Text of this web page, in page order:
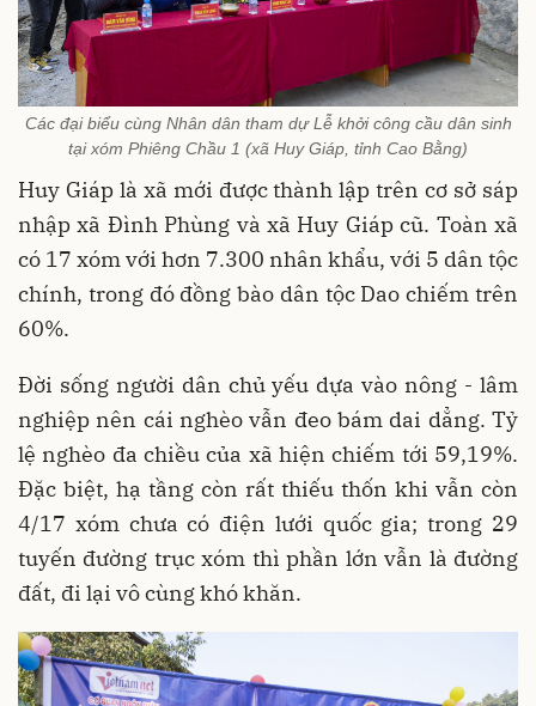
Các đại biểu cùng Nhân dân tham dự Lễ khởi công cầu dân sinh
tại xóm Phiêng Chầu 1 (xã Huy Giáp, tỉnh Cao Bằng)
Huy Giáp là xã mới được thành lập trên cơ sở sáp
nhập xã Đình Phùng và xã Huy Giáp cũ. Toàn xã
có 17 xóm với hơn 7.300 nhân khẩu, với 5 dân tộc
chính, trong đó đồng bào dân tộc Dao chiếm trên
60%.
Đời sống người dân chủ yếu dựa vào nông - lâm
nghiệp nên cái nghèo vẫn đeo bám dai dẳng. Tỷ
lệ nghèo đa chiều của xã hiện chiếm tới 59,19%.
Đặc biệt, hạ tầng còn rất thiếu thốn khi vẫn còn
4/17 xóm chưa có điện lưới quốc gia; trong 29
tuyến đường trục xóm thì phần lớn vẫn là đường
đất, đi lại vô cùng khó khăn.